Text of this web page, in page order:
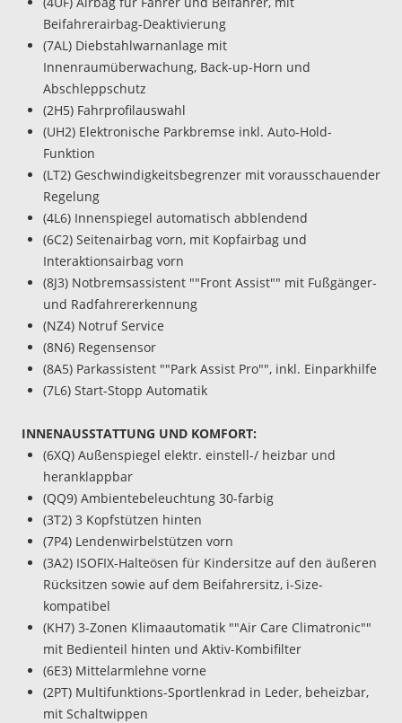
Beifahrerairbag-Deaktivierung
(7AL) Diebstahlwarnanlage mit
Innenraumüberwachung, Back-up-Horn und
Abschleppschutz
(2H5) Fahrprofilauswahl
(UH2) Elektronische Parkbremse inkl. Auto-Hold-
Funktion
(LT2) Geschwindigkeitsbegrenzer mit vorausschauender
Regelung
(4L6) Innenspiegel automatisch abblendend
(6C2) Seitenairbag vorn, mit Kopfairbag und
Interaktionsairbag vorn
(8J3) Notbremsassistent ""Front Assist"" mit Fußgänger-
und Radfahrererkennung
(NZ4) Notruf Service
(8N6) Regensensor
(8A5) Parkassistent ""Park Assist Pro"", inkl. Einparkhilfe
(7L6) Start-Stopp Automatik
INNENAUSSTATTUNG UND KOMFORT:
(6XQ) Außenspiegel elektr. einstell-/ heizbar und
heranklappbar
(QQ9) Ambientebeleuchtung 30-farbig
(3T2) 3 Kopfstützen hinten
(7P4) Lendenwirbelstützen vorn
(3A2) ISOFIX-Halteösen für Kindersitze auf den äußeren
Rücksitzen sowie auf dem Beifahrersitz, i-Size-
kompatibel
(KH7) 3-Zonen Klimaautomatik ""Air Care Climatronic""
mit Bedienteil hinten und Aktiv-Kombifilter
(6E3) Mittelarmlehne vorne
(2PT) Multifunktions-Sportlenkrad in Leder, beheizbar,
mit Schaltwippen